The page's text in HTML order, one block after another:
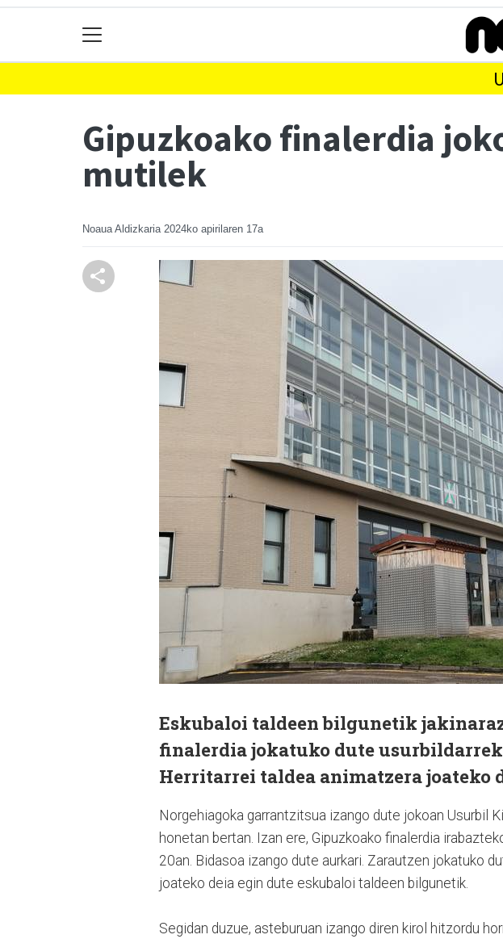
Gipuzkoako finalerdia
mutilek
Noaua Aldizkaria 2024ko apirilaren 17a
Eskubaloi taldeen bilgunetik
finalerdia jokatuko dute
Herritarrei taldea animatzera joateko
Norgehiagoka garrantzitsua izango dute jokoan Usurbil
honetan bertan. Izan ere, Gipuzkoako finalerdia
20an. Bidasoa izango dute aurkari. Zarautzen jokatuko
joateko deia egin dute eskubaloi taldeen bilgunetik.
Segidan duzue, asteburuan izango diren kirol hitzordu